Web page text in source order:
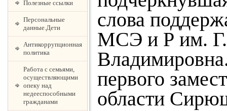
Полезные ссылки
Персональные
данные.Дети
Антикоррупционная
политика
Работа с семьями,
осуществляющими
опеку над
недееспособными
гражданами
слова
МСЭ и Р им.
первого
области